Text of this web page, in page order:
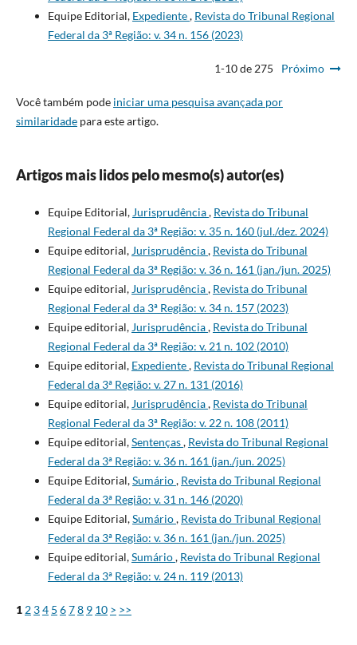
Equipe Editorial, Expediente, Revista do Tribunal Regional
Federal da 3ª Região: v. 34 n. 156 (2023)
1-10 de 275 Próximo
Você também pode iniciar uma pesquisa avançada por
similaridadepara este artigo.
Artigos mais lidos pelo mesmo(s) autor(es)
Equipe Editorial, Jurisprudência, Revista do Tribunal
Regional Federal da 3ª Região: v. 35 n. 160 (jul./dez. 2024)
Equipe editorial, Jurisprudência, Revista do Tribunal
Regional Federal da 3ª Região: v. 36 n. 161 (jan./jun. 2025)
Equipe editorial, Jurisprudência, Revista do Tribunal
Regional Federal da 3ª Região: v. 34 n. 157 (2023)
Equipe editorial, Jurisprudência, Revista do Tribunal
Regional Federal da 3ª Região: v. 21 n. 102 (2010)
Equipe editorial, Expediente, Revista do Tribunal Regional
Federal da 3ª Região: v. 27 n. 131 (2016)
Equipe editorial, Jurisprudência, Revista do Tribunal
Regional Federal da 3ª Região: v. 22 n. 108 (2011)
Equipe editorial,Sentenças, Revista do Tribunal Regional
Federal da 3ª Região: v. 36 n. 161 (jan./jun. 2025)
Equipe Editorial,Sumário, Revista do Tribunal Regional
Federal da 3ª Região: v. 31 n. 146 (2020)
Equipe Editorial,Sumário, Revista do Tribunal Regional
Federal da 3ª Região: v. 36 n. 161 (jan./jun. 2025)
Equipe editorial,Sumário, Revista do Tribunal Regional
Federal da 3ª Região: v. 24 n. 119 (2013)
1 2 34 5 678 9 10 > >>